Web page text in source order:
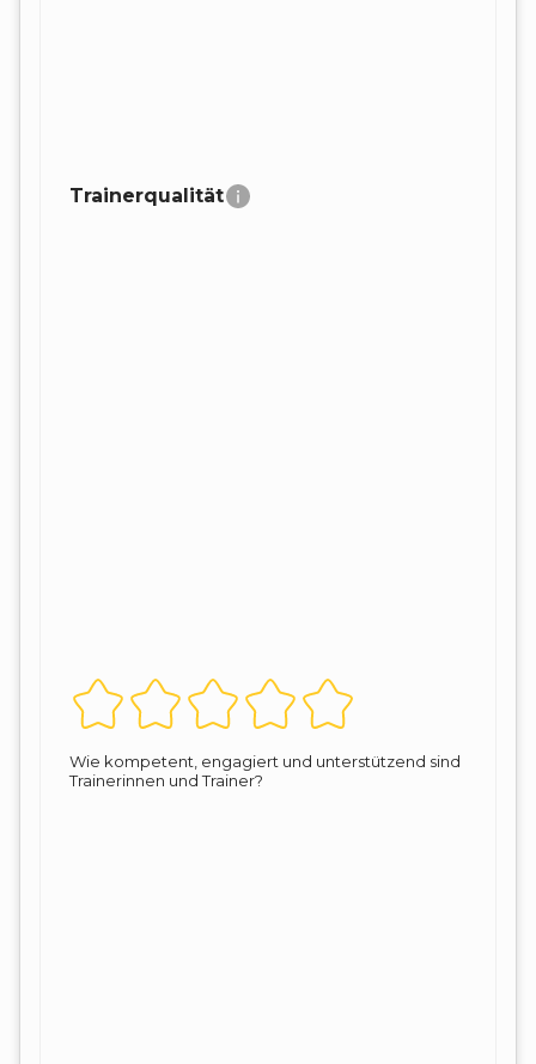
Trainerqualität
Wie kompetent, engagiert und unterstützend sind
Trainerinnen und Trainer?